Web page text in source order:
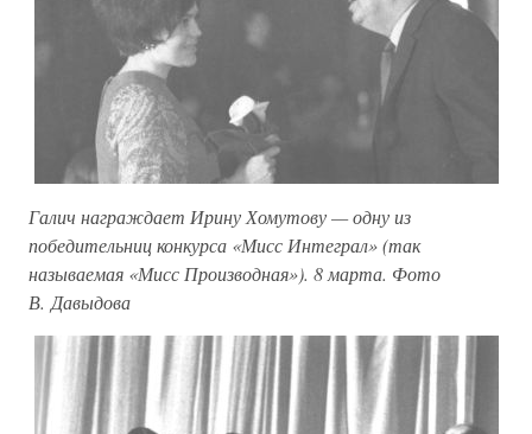
Галич награждает Ирину Хомутову — одну из
победительниц конкурса «Мисс Интеграл» (так
называемая «Мисс Производная»). 8 марта. Фото
В. Давыдова